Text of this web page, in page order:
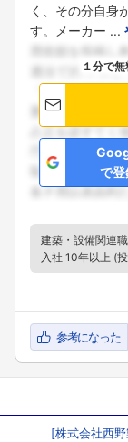
く、その分自身
す。メーカー ...
１分で
で登
建築・設備関連職
入社 10年以上 (
参考になった
[株式会社西